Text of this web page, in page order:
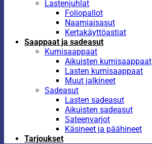
Lastenjuhlat
Foliopallot
Naamiaisasut
Kertakäyttöastiat
Saappaat ja sadeasut
Kumisaappaat
Aikuisten kumisaappaat
Lasten kumisaappaat
Muut jalkineet
Sadeasut
Lasten sadeasut
Aikuisten sadeasut
Sateenvarjot
Käsineet ja päähineet
Tarjoukset